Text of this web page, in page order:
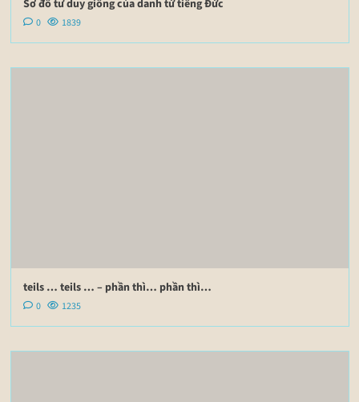
Sơ đồ tư duy giống của danh từ tiếng Đức
0 1839
teils … teils … – phần thì… phần thì…
0 1235